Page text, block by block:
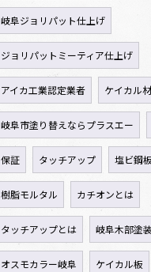
岐阜ジョリパット仕上げ
ジョリパットミーティア仕上げ
アイカ工業認定業者 ケイカル
岐阜市塗り替えならプラスエー
保証 タッチアップ 塩ビ鋼板
樹脂モルタル カチオンとは
タッチアップとは 岐阜木部塗
オスモカラー岐阜 ケイカル板